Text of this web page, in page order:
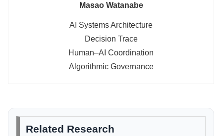
Masao Watanabe
AI Systems Architecture
Decision Trace
Human–AI Coordination
Algorithmic Governance
Related Research